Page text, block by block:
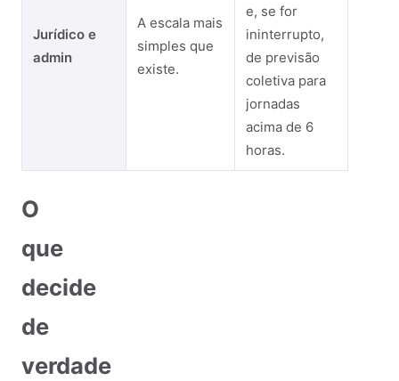
Jurídico e
admin
A escala mais
simples que
existe.
e, se for
ininterrupto,
de previsão
coletiva para
jornadas
acima de 6
horas.
O
que
decide
de
verdade